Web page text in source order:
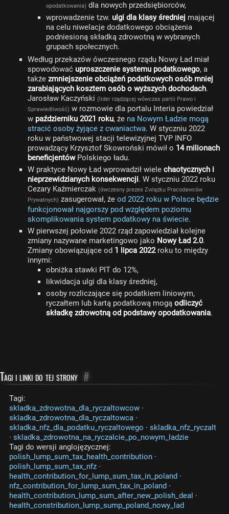
opodatkowania) dla nowych przedsiębiorców,
wprowadzenie tzw. ulgi dla klasy średniej mającej
na celu niwelacje dodatkowego obciążenia
podniesioną składką zdrowotną w wybranych
grupach społecznych.
Według przekazów ówczesnego rządu Nowy Ład miał
spowodować uproszczenie systemu podatkowego, a
także zmniejszenie obciążeń podatkowych osób mniej
zarabiających kosztem osób o wyższych dochodach.
Jarosław Kaczyński (lider rządzącej wówczas partii Prawo i
Sprawiedliwość) w rozmowie dla portalu Interia powiedział
w październiku 2021 roku, że na Nowym Ładzie mogą
stracić osoby żyjące z cwaniactwa. W styczniu 2022
roku w państwowej stacji telewizyjnej TVP INFO
prowadzący Krzysztof Skowroński mówił o 14 milionach
beneficjentówPolskiego ładu.
W praktyce Nowy Ład wprowadził wiele chaotycznych i
nieprzewidzianych konsekwencji. W styczniu 2022 roku
Cezary Kaźmierczak (ówczesny prezes Związku Pracodawców
Prywatnych) zasugerował, że od 2022 roku w Polsce będzie
funkcjonował najgorszy pod względem poziomu
skomplikowania system podatkowy na świecie.
W pierwszej połowie 2022 rząd zapowiedział kolejne
zmiany nazywane marketingowo jako Nowy Ład 2.0.
Zmiany obowiązujące od 1 lipca 2022roku to między
innymi:
obniżka stawki PIT do 12%,
likwidacja ulgi dla klasy średniej,
osoby rozliczające się podatkiem liniowym,
ryczałtem lub kartą podatkową mogą odliczyć
składkę zdrowotną od podstawy opodatkowania.
Tagi i linki do tej strony #
Tagi:
skladka_zdrowotna_dla_ryczaltowcow ·
skladka_zdrowotna_dla_ryczaltowca ·
skladka_nfz_dla_podatku_ryczaltowego · skladka_nfz_ryczalt
· skladka_zdrowotna_na_ryczalcie_po_nowym_ladzie
Tagi do wersji anglojęzycznej:
polish_lump_sum_tax_health_contribution ·
polish_lump_sum_tax_nfz ·
health_contribution_for_lump_sum_tax_in_poland ·
nfz_contribution_for_lump_sum_tax_in_poland ·
health_contribution_lump_sum_after_new_polish_deal ·
health_constribution_lump_sump_poland_nowy_lad